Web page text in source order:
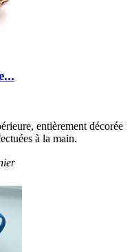
entièrement décorée
à la main.